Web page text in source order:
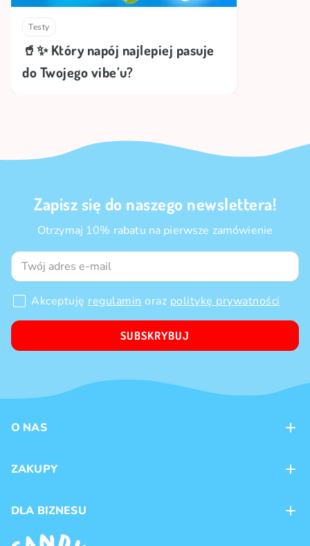
Testy
🥤✨ Który napój najlepiej pasuje
do Twojego vibe’u?
Zapisz się do naszego newslettera!
Otrzymaj 10% rabatu na pierwsze zamówienie
Akceptuję regulamin oraz politykę prywatności
SUBSKRYBUJ
O NAS
Sklepy
ZAKUPY
Dostawa
Regulamin
DLA BIZNESU
Franczyza